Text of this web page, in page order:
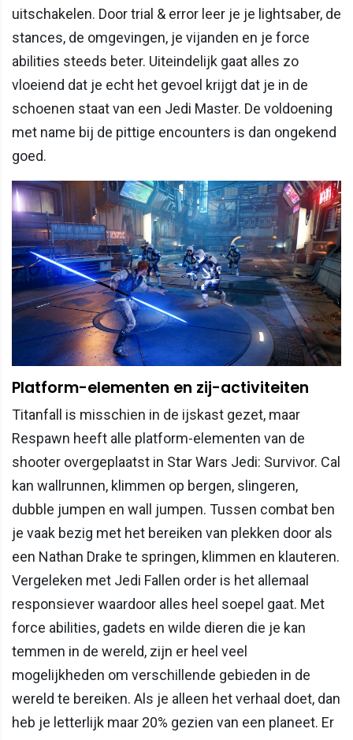
uitschakelen. Door trial & error leer je je lightsaber, de
stances, de omgevingen, je vijanden en je force
abilities steeds beter. Uiteindelijk gaat alles zo
vloeiend dat je echt het gevoel krijgt dat je in de
schoenen staat van een Jedi Master. De voldoening
met name bij de pittige encounters is dan ongekend
goed.
Platform-elementen en zij-activiteiten
Titanfall is misschien in de ijskast gezet, maar
Respawn heeft alle platform-elementen van de
shooter overgeplaatst in Star Wars Jedi: Survivor. Cal
kan wallrunnen, klimmen op bergen, slingeren,
dubble jumpen en wall jumpen. Tussen combat ben
je vaak bezig met het bereiken van plekken door als
een Nathan Drake te springen, klimmen en klauteren.
Vergeleken met Jedi Fallen order is het allemaal
responsiever waardoor alles heel soepel gaat. Met
force abilities, gadets en wilde dieren die je kan
temmen in de wereld, zijn er heel veel
mogelijkheden om verschillende gebieden in de
wereld te bereiken. Als je alleen het verhaal doet, dan
heb je letterlijk maar 20% gezien van een planeet. Er